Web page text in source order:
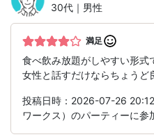
30代｜男性
満足
食べ飲み放題がしやすい形式
女性と話すだけならちょうど
投稿日時：2026-07-26
ワークス）のパーティーに参